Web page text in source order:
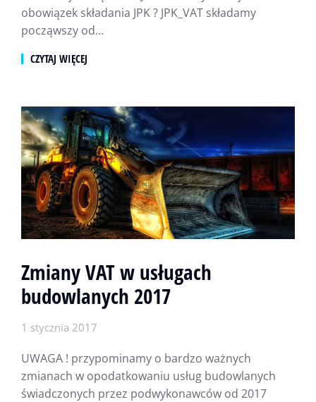
obowiązek składania JPK ? JPK_VAT składamy
począwszy od…
CZYTAJ WIĘCEJ
Zmiany VAT w usługach
budowlanych 2017
1 stycznia 2017
UWAGA ! przypominamy o bardzo ważnych
zmianach w opodatkowaniu usług budowlanych
świadczonych przez podwykonawców od 2017